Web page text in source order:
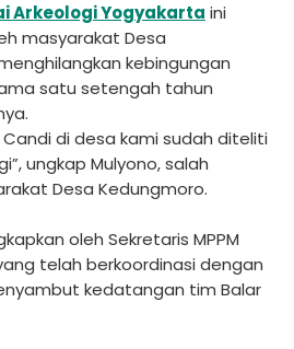
Arkeologi Yogyakarta ini
masyarakat Desa
kebingungan
satu setengah tahun
di desa kami sudah diteliti
ungkap Mulyono, salah
Desa Kedungmoro.
oleh Sekretaris MPPM
telah berkoordinasi dengan
kedatangan tim Balar